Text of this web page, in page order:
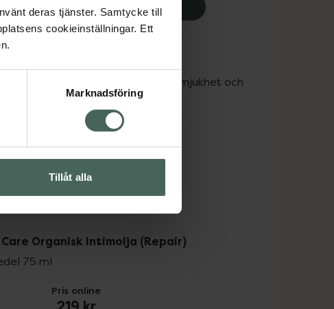
deras tjänster. Samtycke till
cookieinställningar. Ett
Marknadsföring
Tillåt alla
Köp Aleah Care Vattenbaserad Intimgel
glidmedel ge mer långvarig mjukhet och
Organisk Intimolja (Repair)
75 ml
Pris online